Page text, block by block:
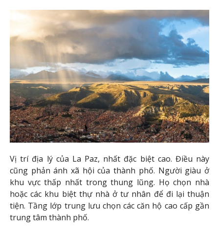
Vị trí địa lý của La Paz, nhất đặc biệt cao. Điều này
cũng phản ánh xã hội của thành phố. Người giàu ở
khu vực thấp nhất trong thung lũng. Họ chọn nhà
hoặc các khu biệt thự nhà ở tư nhân để đi lại thuận
tiện. Tầng lớp trung lưu chọn các căn hộ cao cấp gần
trung tâm thành phố.